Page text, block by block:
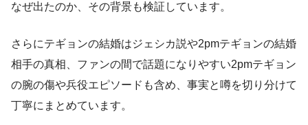
なぜ出たのか、その背景も検証しています。
さらにテギョンの結婚はジェシカ説や2pmテギョンの結婚
相手の真相、ファンの間で話題になりやすい2pmテギョン
の腕の傷や兵役エピソードも含め、事実と噂を切り分けて
丁寧にまとめています。